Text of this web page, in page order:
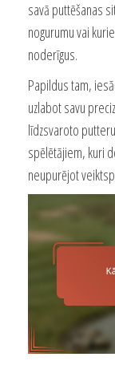
savā puttēšanas
nogurumu vai
noderīgus.
Papildus tam,
uzlabot savu
līdzsvaroto
spēlētājiem, kuri
neupurējot